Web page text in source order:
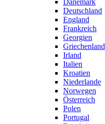
Dänemark
Deutschland
England
Frankreich
Georgien
Griechenland
Irland
Italien
Kroatien
Niederlande
Norwegen
Österreich
Polen
Portugal